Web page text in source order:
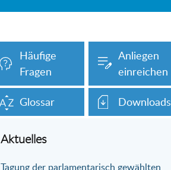
Häufige
Fragen
Anliegen
einreichen
Glossar Downloads
Aktuelles
Tagung der parlamentarisch gewählten